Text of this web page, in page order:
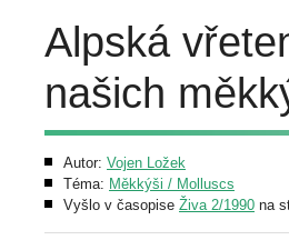
Alpská
našich
Autor: Vojen Ložek
Téma: Měkkýši / Molluscs
Vyšlo v časopise Živa 2/1990 na